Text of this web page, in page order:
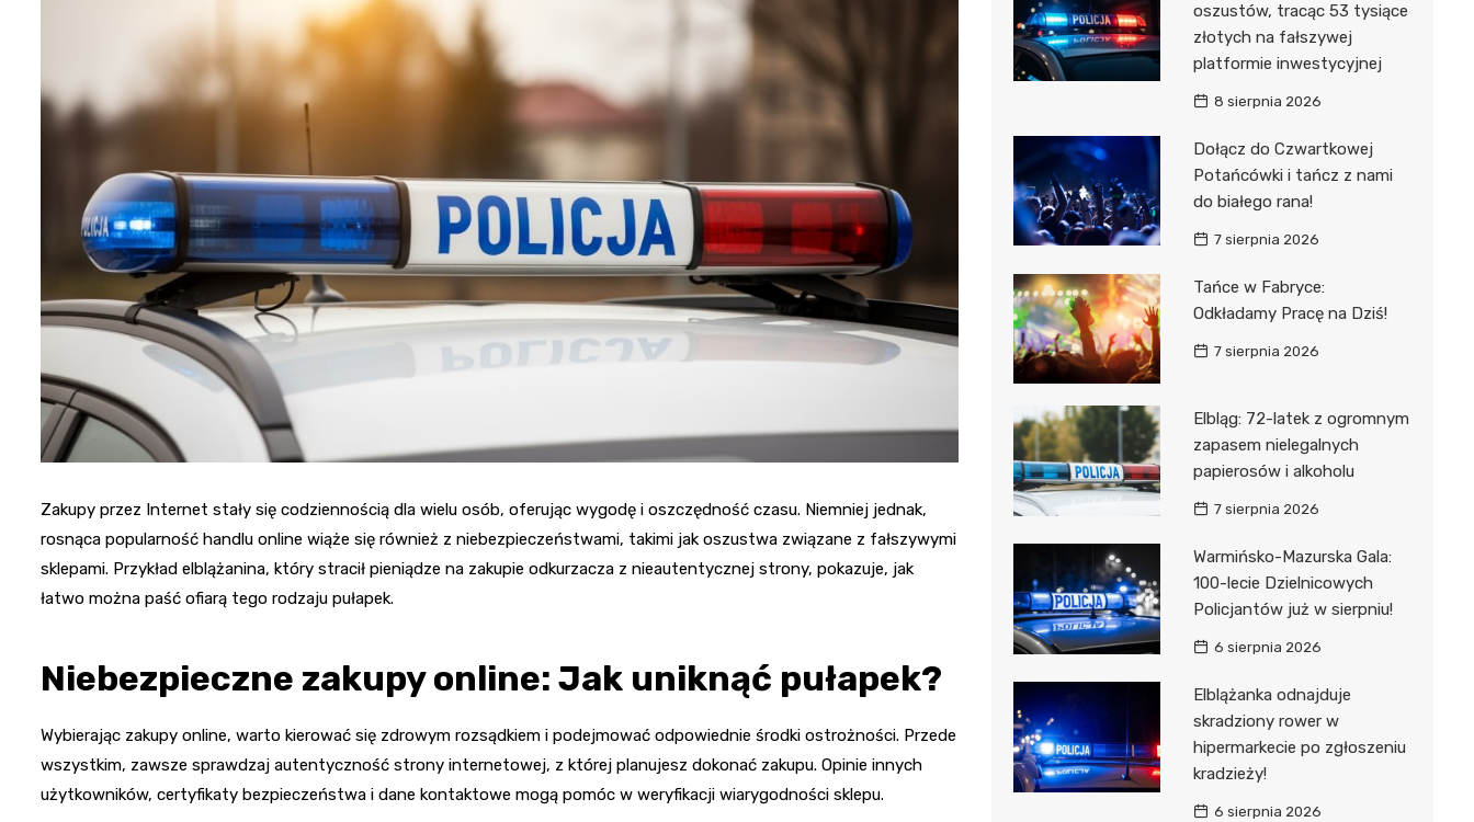
Poczta
Księgarnia
Zakupy przez Internet stały się codziennością dla wielu osób, oferując wygodę i oszczędność czasu. Niemniej jednak,
rosnąca popularność handlu online wiąże się również z niebezpieczeństwami, takimi jak oszustwa związane z fałszywymi
sklepami. Przykład elblążanina, który stracił pieniądze na zakupie odkurzacza z nieautentycznej strony, pokazuje, jak
łatwo można paść ofiarą tego rodzaju pułapek.
Niebezpieczne zakupy online: Jak uniknąć pułapek?
Wybierając zakupy online, warto kierować się zdrowym rozsądkiem i podejmować odpowiednie środki ostrożności. Przede
wszystkim, zawsze sprawdzaj autentyczność strony internetowej, z której planujesz dokonać zakupu. Opinie innych
użytkowników, certyfikaty bezpieczeństwa i dane kontaktowe mogą pomóc w weryfikacji wiarygodności sklepu.
oszustów, tracąc 53 tysiące
złotych na fałszywej
platformie inwestycyjnej
8 sierpnia 2026
Dołącz do Czwartkowej
Potańcówki i tańcz z nami
do białego rana!
7 sierpnia 2026
Tańce w Fabryce:
Odkładamy Pracę na Dziś!
7 sierpnia 2026
Elbląg: 72-latek z ogromnym
zapasem nielegalnych
papierosów i alkoholu
7 sierpnia 2026
Warmińsko-Mazurska Gala:
100-lecie Dzielnicowych
Policjantów już w sierpniu!
6 sierpnia 2026
Elblążanka odnajduje
skradziony rower w
hipermarkecie po zgłoszeniu
kradzieży!
6 sierpnia 2026